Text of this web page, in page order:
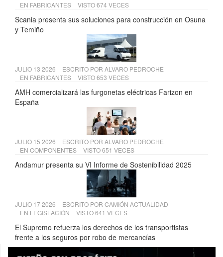
EN FABRICANTES VISTO 674 VECES
Scania presenta sus soluciones para construcción en Osuna
y Temiño
JULIO 13 2026 ESCRITO POR ALVARO PEDROCHE
EN FABRICANTES VISTO 653 VECES
AMH comercializará las furgonetas eléctricas Farizon en
España
JULIO 15 2026 ESCRITO POR ALVARO PEDROCHE
EN COMPONENTES VISTO 651 VECES
Andamur presenta su VI Informe de Sostenibilidad 2025
JULIO 17 2026 ESCRITO POR CAMIÓN ACTUALIDAD
EN LEGISLACIÓN VISTO 641 VECES
El Supremo refuerza los derechos de los transportistas
frente a los seguros por robo de mercancías